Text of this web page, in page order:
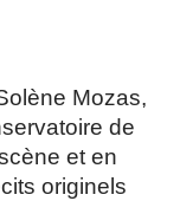
Mozas,
de
et en
originels